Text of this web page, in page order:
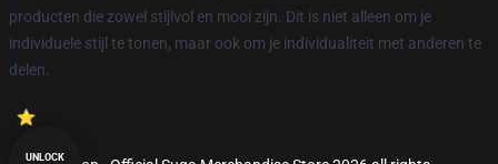
producten die zowel stijlvol en mooi zijn. Dit is niet alleen om je
individuele stijl te tonen, maar ook om je individualiteit met anderen te
delen.
UNLOCK